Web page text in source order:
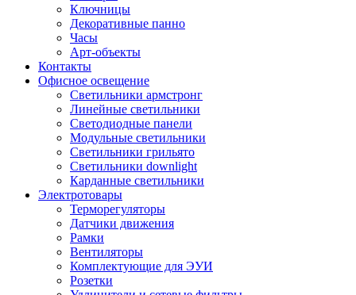
Ключницы
Декоративные панно
Часы
Арт-объекты
Контакты
Офисное освещение
Светильники армстронг
Линейные светильники
Светодиодные панели
Модульные светильники
Светильники грильято
Светильники downlight
Карданные светильники
Электротовары
Терморегуляторы
Датчики движения
Рамки
Вентиляторы
Комплектующие для ЭУИ
Розетки